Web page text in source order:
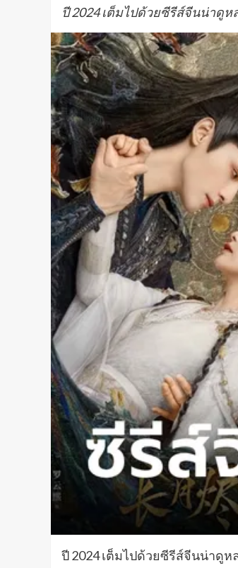
ปี 2024 เต็มไปด้วยซีรีส์จีนน่าดู
ปี 2024 เต็มไปด้วยซีรีส์จีนน่าดู